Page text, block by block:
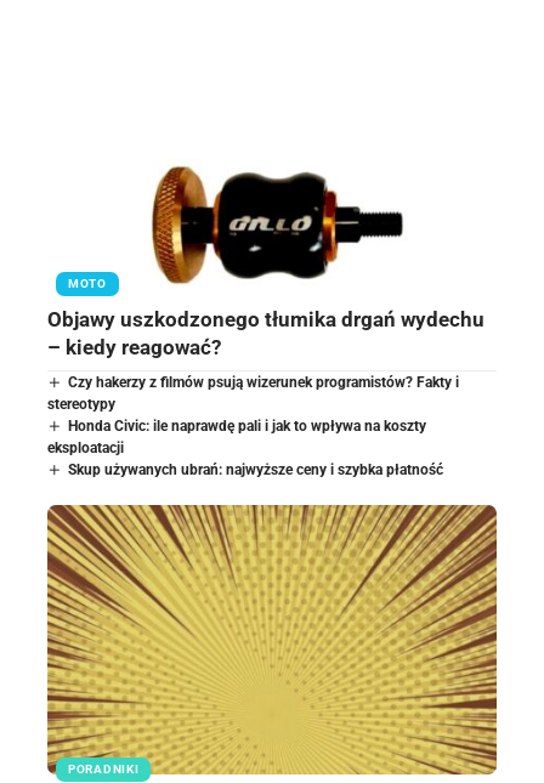
MOTO
Objawy uszkodzonego tłumika drgań wydechu
– kiedy reagować?
Czy hakerzy z filmów psują wizerunek programistów? Fakty i
stereotypy
Honda Civic: ile naprawdę pali i jak to wpływa na koszty
eksploatacji
Skup używanych ubrań: najwyższe ceny i szybka płatność
PORADNIKI